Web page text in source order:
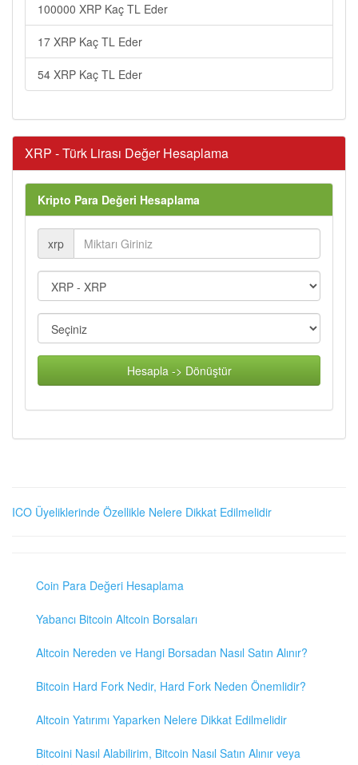
100000 XRP Kaç TL Eder
17 XRP Kaç TL Eder
54 XRP Kaç TL Eder
XRP - Türk Lirası Değer Hesaplama
Kripto Para Değeri Hesaplama
xrp
Hesapla -> Dönüştür
ICO Üyeliklerinde Özellikle Nelere Dikkat Edilmelidir
Coin Para Değeri Hesaplama
Yabancı Bitcoin Altcoin Borsaları
Altcoin Nereden ve Hangi Borsadan Nasıl Satın Alınır?
Bitcoin Hard Fork Nedir, Hard Fork Neden Önemlidir?
Altcoin Yatırımı Yaparken Nelere Dikkat Edilmelidir
Bitcoini Nasıl Alabilirim, Bitcoin Nasıl Satın Alınır veya